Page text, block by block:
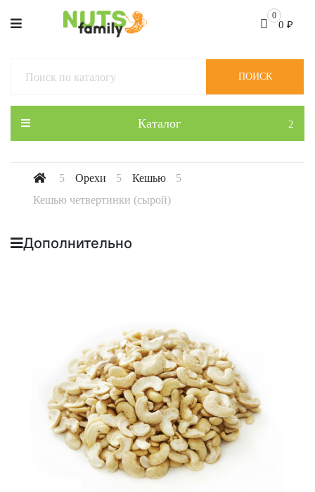
0
0 ₽
Каталог
ПОИСК
Орехи
Кешью
Кешью четвертинки (сырой)
Дополнительно